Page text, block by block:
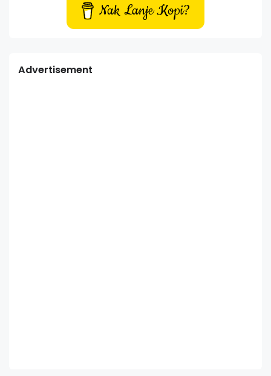
Nak Lanje Kopi?
Advertisement